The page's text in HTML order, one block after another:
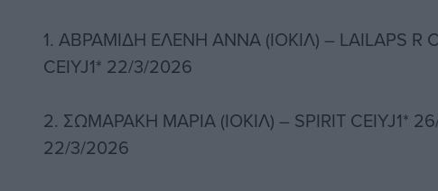
1. ΑΒΡΑΜΙΔΗ ΕΛΕΝΗ ΑΝΝΑ (ΙΟΚΙΛ) – LAILAPS R
CEIYJ1* 22/3/2026
2. ΣΩΜΑΡΑΚΗ ΜΑΡΙΑ (ΙΟΚΙΛ) – SPIRIT CEIYJ1*
22/3/2026